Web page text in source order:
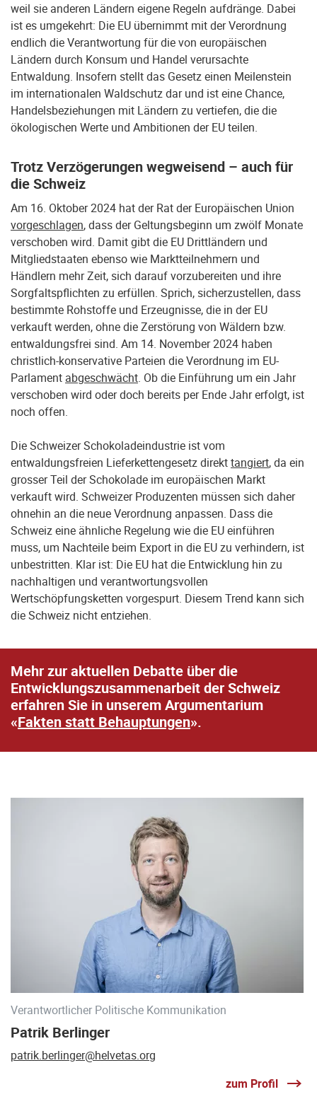
weil sie anderen Ländern eigene Regeln aufdränge. Dabei
ist es umgekehrt: Die EU übernimmt mit der Verordnung
endlich die Verantwortung für die von europäischen
Ländern durch Konsum und Handel verursachte
Entwaldung. Insofern stellt das Gesetz einen Meilenstein
im internationalen Waldschutz dar und ist eine Chance,
Handelsbeziehungen mit Ländern zu vertiefen, die die
ökologischen Werte und Ambitionen der EU teilen.
Trotz Verzögerungen wegweisend – auch für
die Schweiz
Am 16. Oktober 2024 hat der Rat der Europäischen Union
vorgeschlagen, dass der Geltungsbeginn um zwölf Monate
verschoben wird. Damit gibt die EU Drittländern und
Mitgliedstaaten ebenso wie Marktteilnehmern und
Händlern mehr Zeit, sich darauf vorzubereiten und ihre
Sorgfaltspflichten zu erfüllen. Sprich, sicherzustellen, dass
bestimmte Rohstoffe und Erzeugnisse, die in der EU
verkauft werden, ohne die Zerstörung von Wäldern bzw.
entwaldungsfrei sind. Am 14. November 2024 haben
christlich-konservative Parteien die Verordnung im EU-
Parlament abgeschwächt. Ob die Einführung um ein Jahr
verschoben wird oder doch bereits per Ende Jahr erfolgt, ist
noch offen.
Die Schweizer Schokoladeindustrie ist vom
entwaldungsfreien Lieferkettengesetz direkttangiert, da ein
grosser Teil der Schokolade im europäischen Markt
verkauft wird. Schweizer Produzenten müssen sich daher
ohnehin an die neue Verordnung anpassen. Dass die
Schweiz eine ähnliche Regelung wie die EU einführen
muss, um Nachteile beim Export in die EU zu verhindern, ist
unbestritten. Klar ist: Die EU hat die Entwicklung hin zu
nachhaltigen und verantwortungsvollen
Wertschöpfungsketten vorgespurt. Diesem Trend kann sich
die Schweiz nicht entziehen.
Mehr zur aktuellen Debatte über die
Entwicklungszusammenarbeit der Schweiz
erfahren Sie in unserem Argumentarium
«Fakten statt Behauptungen».
Verantwortlicher Politische Kommunikation
Patrik Berlinger
patrik.berlinger@helvetas.org
zum Profil